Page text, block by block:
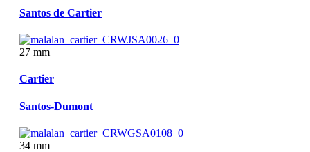
Santos de Cartier
27 mm
Cartier
Santos-Dumont
34 mm